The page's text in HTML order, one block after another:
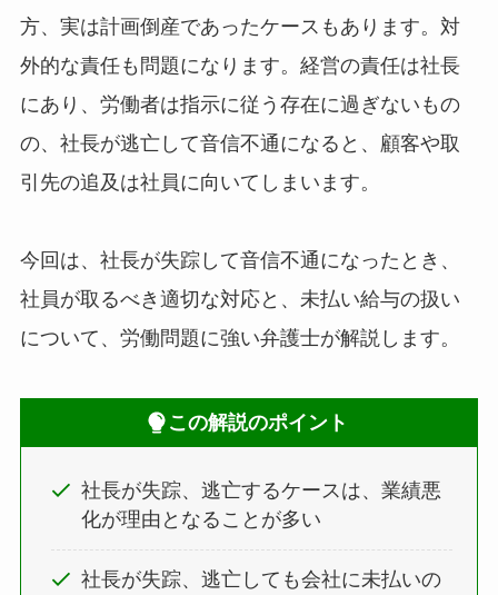
方、実は計画倒産であったケースもあります。対
外的な責任も問題になります。経営の責任は社長
にあり、労働者は指示に従う存在に過ぎないもの
の、社長が逃亡して音信不通になると、顧客や取
引先の追及は社員に向いてしまいます。
今回は、社長が失踪して音信不通になったとき、
社員が取るべき適切な対応と、未払い給与の扱い
について、労働問題に強い弁護士が解説します。
この解説のポイント
社長が失踪、逃亡するケースは、業績悪
化が理由となることが多い
社長が失踪、逃亡しても会社に未払いの